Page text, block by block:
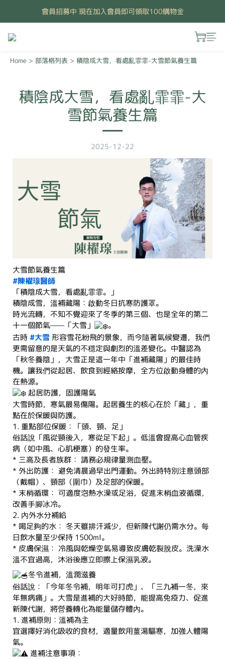
會員招募中 現在加入會員即可領取100購物金
Home > 部落格列表 > 積陰成大雪，看處亂霏霏-大雪節氣養生篇
積陰成大雪，看處亂霏霏-大
雪節氣養生篇
2025-12-22
大雪節氣養生篇
#陳櫂瑔醫師
「積陰成大雪，看處亂霏霏。」
積陰成雪，溫補藏陽：啟動冬日抗寒防護罩。
時光流轉，不知不覺迎來了冬季的第三個、也是全年的第二
十一個節氣——「大雪」
。
古時#大雪 形容雪花紛飛的景象，而今隨著氣候變遷，我們
更需留意的是天氣的不穩定與劇烈的溫差變化。中醫認為
「秋冬養陰」，大雪正是這一年中「進補藏陽」的最佳時
機。讓我們從起居、飲食到經絡按摩，全方位啟動身體的內
在熱源。
起居防護，固護陽氣
大雪時節，寒氣最易傷陽。起居養生的核心在於「藏」，重
點在於保暖與防護。
1. 重點部位保暖：「頭、頸、足」
俗話說「風從頸後入，寒從足下起」。低溫會提高心血管疾
病（如中風、心肌梗塞）的發生率。
* 三高及長者族群： 請務必規律量測血壓。
* 外出防護： 避免清晨過早出門運動。外出時特別注意頭部
（戴帽）、頸部（圍巾）及足部的保暖。
* 末梢循環： 可適度泡熱水澡或足浴，促進末梢血液循環，
改善手腳冰冷。
2. 內外水分補給
* 喝足夠的水： 冬天雖排汗減少，但新陳代謝仍需水分。每
日飲水量至少保持 1500ml。
* 皮膚保濕： 冷風與乾燥空氣易導致皮膚乾裂脫皮。洗澡水
溫不宜過高，沐浴後應立即擦上保濕乳液。
冬令進補，溫潤滋養
俗話說：「今年冬令補，明年可打虎」、「三九補一冬，來
年無病痛」。大雪是進補的大好時節，能提高免疫力、促進
新陳代謝，將營養轉化為能量儲存體內。
1. 進補原則：溫補為主
宜選擇好消化吸收的食材，適量飲用薑湯驅寒，加強人體陽
氣。
進補注意事項：